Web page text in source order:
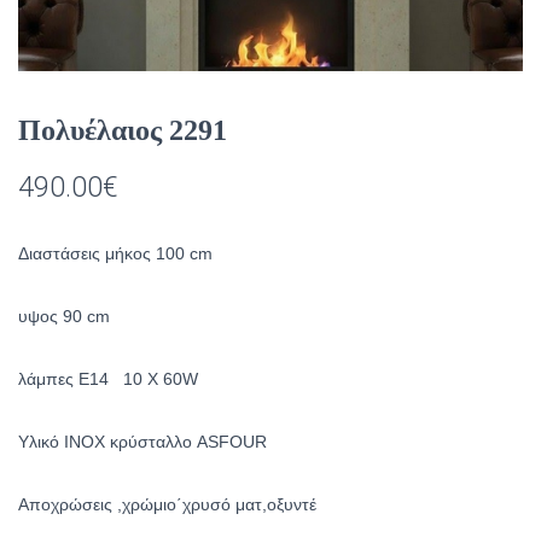
Πολυέλαιος 2291
490.00€
Διαστάσεις μήκος 100 cm
υψος 90 cm
λάμπες Ε14 10 X 60W
Υλικό INOX κρύσταλλο ASFOUR
Αποχρώσεις ,χρώμιο΄χρυσό ματ,οξυντέ